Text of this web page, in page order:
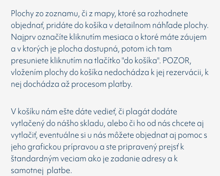
Plochy zo zoznamu, či z mapy, ktoré sa rozhodnete
objednať, pridáte do košíka v detailnom náhľade plochy.
Najprv označíte kliknutím mesiaca o ktoré máte záujem
a v ktorých je plocha dostupná, potom ich tam
presuniete kliknutím na tlačítko "do košíka". POZOR,
vložením plochy do košíka nedochádza k jej rezervácii, k
nej dochádza až procesom platby.
V košíku nám ešte dáte vedieť, či plagát dodáte
vytlačený do nášho skladu, alebo či ho od nás chcete aj
vytlačiť, eventuálne si u nás môžete objednat aj pomoc s
jeho grafickou prípravou a ste pripravený prejsť k
štandardným veciam ako je zadanie adresy a k
samotnej platbe.